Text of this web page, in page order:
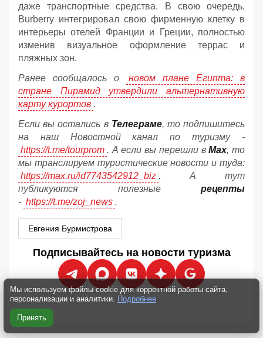
даже транспортные средства. В свою очередь,
Burberry интегрировал свою фирменную клетку в
интерьеры отелей Франции и Греции, полностью
изменив визуальное оформление террас и
пляжных зон.
Ранее сообщалось о
новом плане Египта: в
стране Пирамид утвердили альтернативную
карту курортов .
Если вы остались в Телеграме, то подпишитесь
на наш Новостной канал по туризму -
https://t.me/tourprom . А если вы перешли вМах, то
мы транслируем туристические новости и туда:
https://max.ru/id7743542912_biz . А тут
публикуются полезные рецепты
- https://t.me/zoj_news .
Евгения Бурмистрова
Подписывайтесь на новости туризма
Мы используем файлы cookie для корректной работы сайта,
персонализации и аналитики. Подробнее
Принять